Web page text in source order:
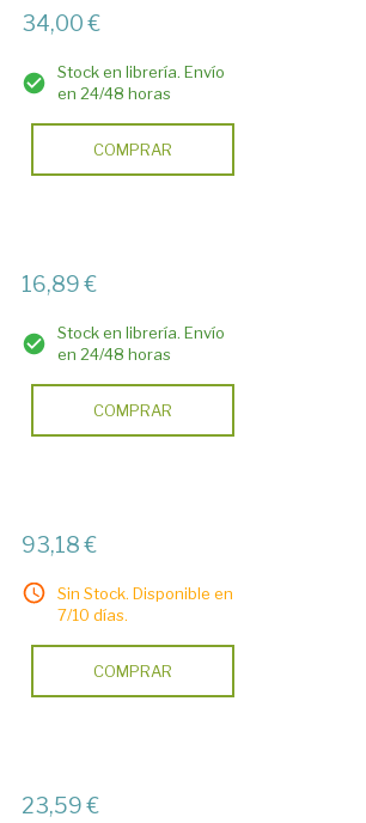
34,00 €
Stock en librería. Envío
en 24/48 horas
COMPRAR
16,89 €
Stock en librería. Envío
en 24/48 horas
COMPRAR
93,18 €
Sin Stock. Disponible en
7/10 días.
COMPRAR
23,59 €